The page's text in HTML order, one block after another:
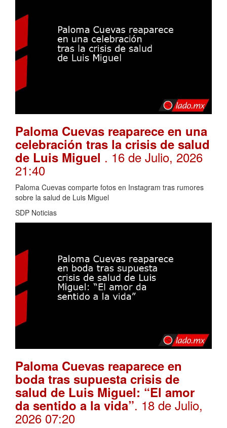
Paloma Cuevas reaparece en una
celebración tras la crisis de salud
de Luis Miguel . 16 de Julio, 2026
21:40
Paloma Cuevas comparte fotos en Instagram tras rumores
sobre la salud de Luis Miguel
SDP Noticias
Paloma Cuevas reaparece en
boda tras supuesta crisis de
salud de Luis Miguel: “El amor
da sentido a la vida”. 18 de Julio,
2026 07:20